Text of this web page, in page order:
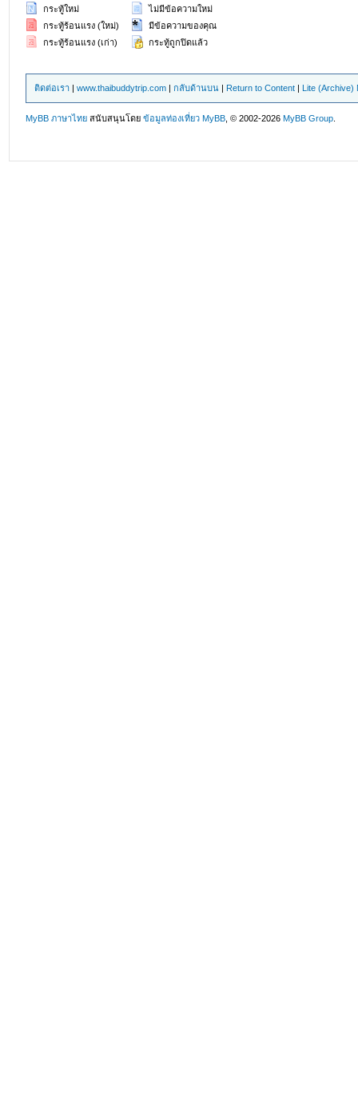
กระทู้ใหม่
กระทู้ร้อนแรง (ใหม่)
กระทู้ร้อนแรง (เก่า)
ไม่มีข้อความใหม่
มีข้อความของคุณ
กระทู้ถูกปิดแล้ว
ติดต่อเรา |www.thaibuddytrip.com |กลับด้านบน | Return to Content | Lite (Archive)
MyBB ภาษาไทย สนับสนุนโดยข้อมูลท่องเที่ยว MyBB , © 2002-2026MyBB Group